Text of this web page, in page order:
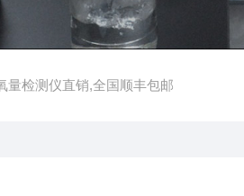
量检测仪直销,全国顺丰包邮